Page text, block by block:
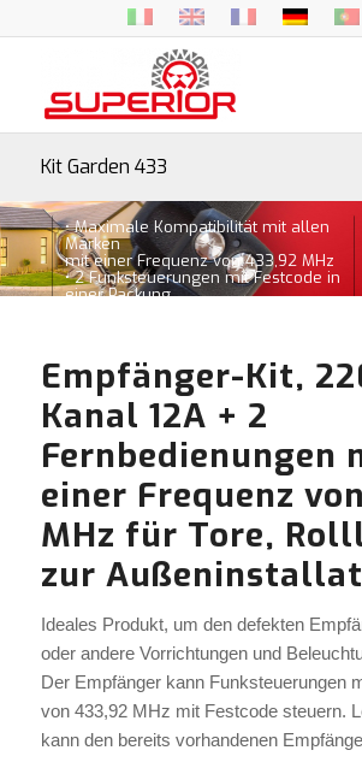
Kit Garden 433
• Maximale Kompatibilität mit allen
Marken
mit einer Frequenz von 433,92 MHz
• 2 Funksteuerungen mit Festcode in
einer Packung
Empfänger-Kit,
Kanal 12A + 2
Fernbedienungen
einer Frequenz
MHz für Tore,
zur
Ideales Produkt, um den defekten
oder andere Vorrichtungen und
Der Empfänger kann Funksteuerungen
von 433,92 MHz mit Festcode steuern.
kann den bereits vorhandenen